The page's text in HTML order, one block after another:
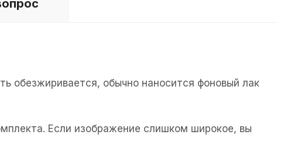
обезжиривается, обычно наносится фоновый лак
Если изображение слишком широкое, вы